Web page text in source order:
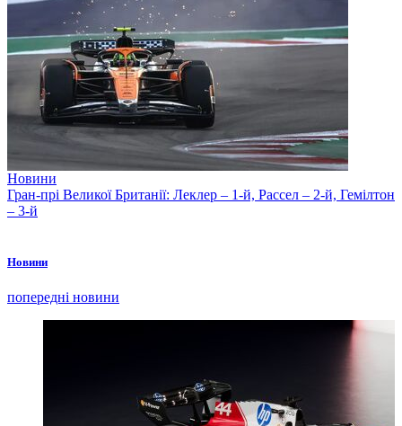
Новини
Гран-прі Великої Британії: Леклер – 1-й, Рассел – 2-й, Гемілтон
– 3-й
Новини
попередні новини